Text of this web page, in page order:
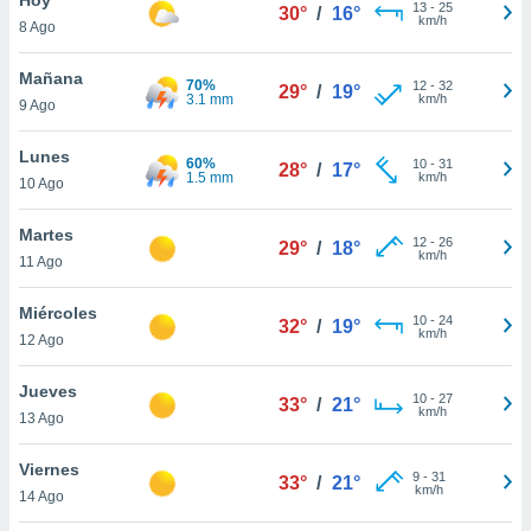
en
más
nuestra
de
cookies
aceptar
8 Ago
30° / 16° 13- 25
km/h
Mañana
9 Ago
70%
3.1 mm
29° / 19° 12- 32
km/h
Lunes
10 Ago
60%
1.5 mm
28° / 17° 10- 31
km/h
Martes
11 Ago
29° / 18° 12- 26
km/h
Miércoles
12 Ago
32° / 19° 10- 24
km/h
Jueves
13 Ago
33° / 21° 10- 27
km/h
Viernes
14 Ago
33° / 21° 9- 31
km/h